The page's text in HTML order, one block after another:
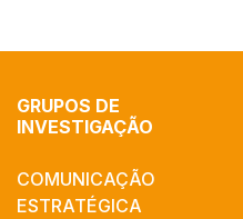
GRUPOS DE
INVESTIGAÇÃO
COMUNICAÇÃO
ESTRATÉGICA